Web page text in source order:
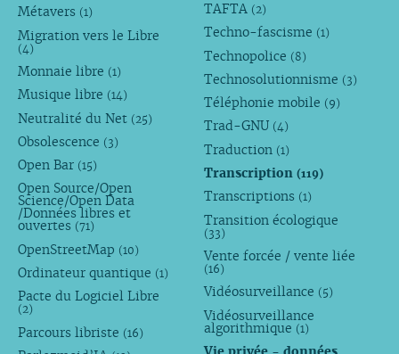
Métavers (1)
Migration vers le Libre
(4)
Monnaie libre (1)
Musique libre (14)
Neutralité du Net (25)
Obsolescence (3)
Open Bar (15)
Open Source/Open
Science/Open Data
/Données libres et
ouvertes (71)
OpenStreetMap (10)
Ordinateur quantique (1)
Pacte du Logiciel Libre
(2)
Parcours libriste (16)
TAFTA (2)
Techno-fascisme (1)
Technopolice (8)
Technosolutionnisme (3)
Téléphonie mobile (9)
Trad-GNU (4)
Traduction (1)
Transcription(119)
Transcriptions (1)
Transition écologique
(33)
Vente forcée / vente liée
(16)
Vidéosurveillance (5)
Vidéosurveillance
algorithmique (1)